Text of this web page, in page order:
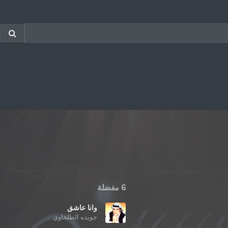
6 مفضلة
وانا عاشق
جويده الطلخاوي